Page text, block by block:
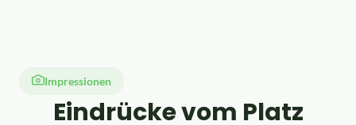
Impressionen
Eindrücke vom Platz